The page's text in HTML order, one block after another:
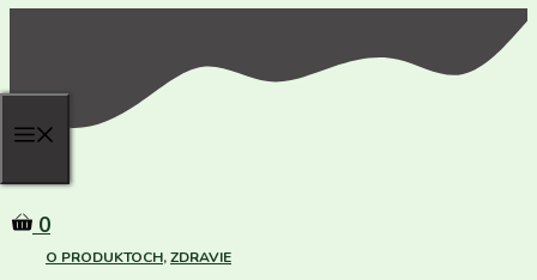
obsah
0
O PRODUKTOCH,ZDRAVIE